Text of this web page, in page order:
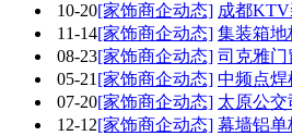
10-20[家饰商企动态] 成都
11-14[家饰商企动态] 集装箱地
08-23[家饰商企动态] 司克雅门
05-21 [家饰商企动态] 中频点
07-20[家饰商企动态] 太原公
12-12[家饰商企动态] 幕墙铝单